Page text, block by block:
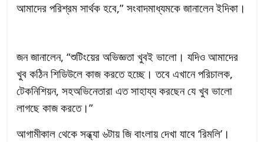
আমাদের পরিশ্রম সার্থক হবে,” সংবাদমাধ্যমকে জানালেন ইদিকা।
জন জানালেন, “শুটিংয়ের অভিজ্ঞতা খুবই ভালো। যদিও আমাদের
খুব কঠিন শিডিউলে কাজ করতে হচ্ছে। তবে এখানে পরিচালক,
টেকনিশিয়ন, সহঅভিনেতারা এত সাহায্য করছেন যে খুব ভালো
লাগছে কাজ করতে।”
আগামীকাল থেকে সন্ধ্যা ৬টায় জি বাংলায় দেখা যাবে ‘রিমলি’।